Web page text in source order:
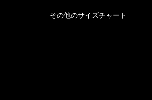
その他のサイズチャート